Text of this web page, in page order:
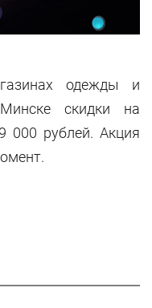
одежды и
скидки на
000 рублей. Акция